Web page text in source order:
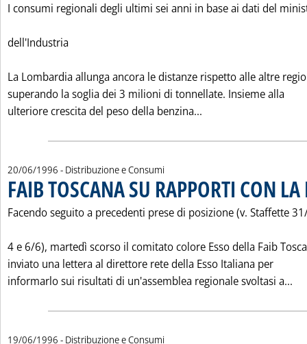
I consumi regionali degli ultimi sei anni in base ai dati del
dell'Industria
La Lombardia allunga ancora le distanze rispetto alle altre
superando la soglia dei 3 milioni di tonnellate. Insieme alla
ulteriore crescita del peso della benzina...
20/06/1996 - Distribuzione e Consumi
FAIB TOSCANA SU RAPPORTI CON LA
Facendo seguito a precedenti prese di posizione (v. Staffette
4 e 6/6), martedì scorso il comitato colore Esso della Faib
inviato una lettera al direttore rete della Esso Italiana per
informarlo sui risultati di un'assemblea regionale svoltasi a...
19/06/1996 - Distribuzione e Consumi